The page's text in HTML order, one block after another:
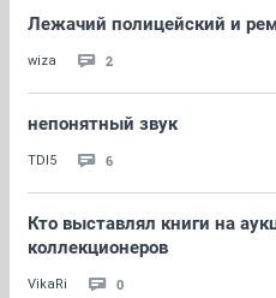
Лежачий полицейский и
wiza 2
непонятный звук
TDI5 6
Кто выставлял книги на
коллекционеров
VikaRi 0